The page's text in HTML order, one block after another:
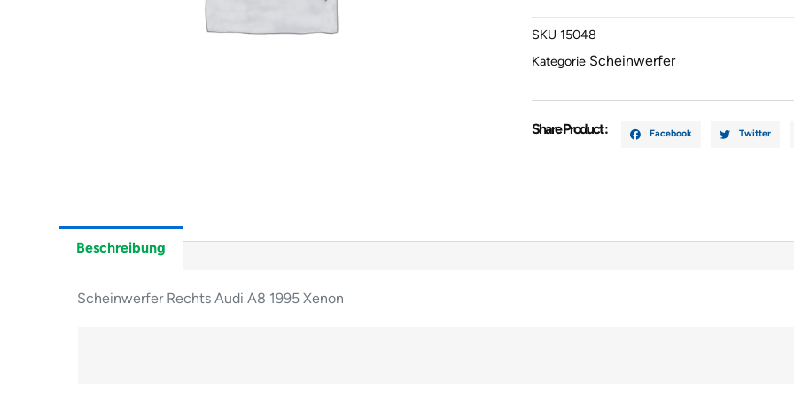
Xenon
SKU 15048
Kategorie Scheinwerfer
Share Product : Facebook Twitter
Beschreibung
Scheinwerfer Rechts Audi A8 1995 Xenon